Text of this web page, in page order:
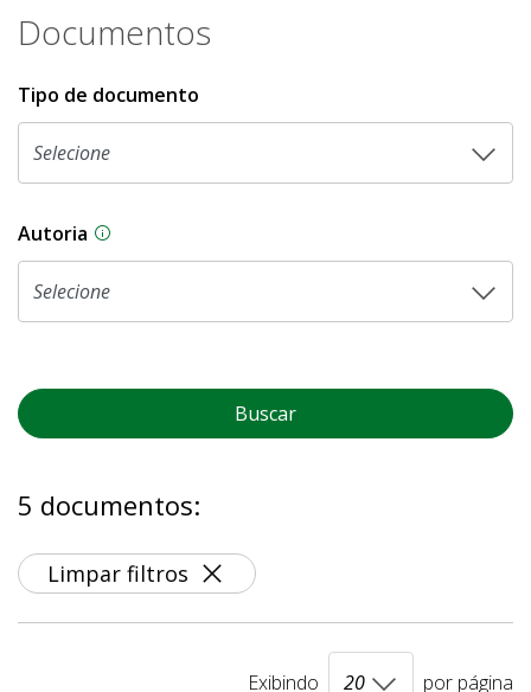
Documentos
Tipo de documento
Autoria As proposições legislativas na CLDF podem
Buscar
5 documentos:
Limpar filtros
Exibindo por página